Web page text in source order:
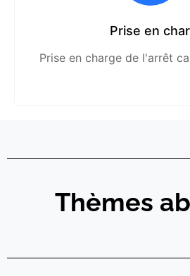
Prise en
Prise en charge de l'arrêt
Thèmes